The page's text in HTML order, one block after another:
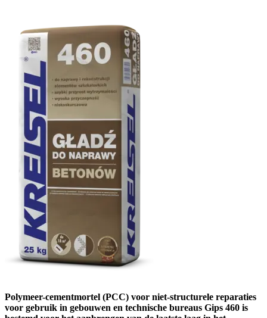
Polymeer-cementmortel (PCC) voor niet-structurele reparaties
voor gebruik in gebouwen en technische bureaus Gips 460 is